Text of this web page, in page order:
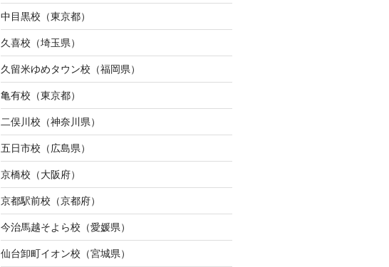
中目黒校（東京都）
久喜校（埼玉県）
久留米ゆめタウン校（福岡県）
亀有校（東京都）
二俣川校（神奈川県）
五日市校（広島県）
京橋校（大阪府）
京都駅前校（京都府）
今治馬越そよら校（愛媛県）
仙台卸町イオン校（宮城県）